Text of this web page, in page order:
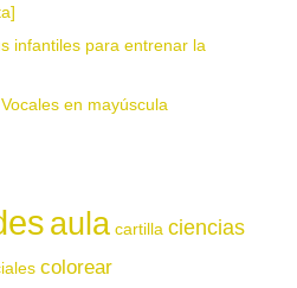
infantiles para entrenar la
en mayúscula
aula cartilla ciencias
colorear